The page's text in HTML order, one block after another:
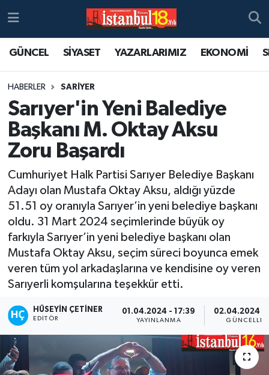
GÜNCEL SİYASET YAZARLARIMIZ EKONOMİ
HABERLER SARİYER
Sarıyer'in Yeni Balediye
Başkanı M. Oktay Aksu
Zoru Başardı
Cumhuriyet Halk Partisi Sarıyer Belediye Başkanı
Adayı olan Mustafa Oktay Aksu, aldığı yüzde
51.51 oy oranıyla Sarıyer’in yeni belediye başkanı
oldu. 31 Mart 2024 seçimlerinde büyük oy
farkıyla Sarıyer’in yeni belediye başkanı olan
Mustafa Oktay Aksu, seçim süreci boyunca emek
veren tüm yol arkadaşlarına ve kendisine oy veren
Sarıyerli komşularına teşekkür etti.
HÜSEYIN ÇETINER
EDITÖR
01.04.2024 - 17:39
YAYINLANMA
02.04.2024 -